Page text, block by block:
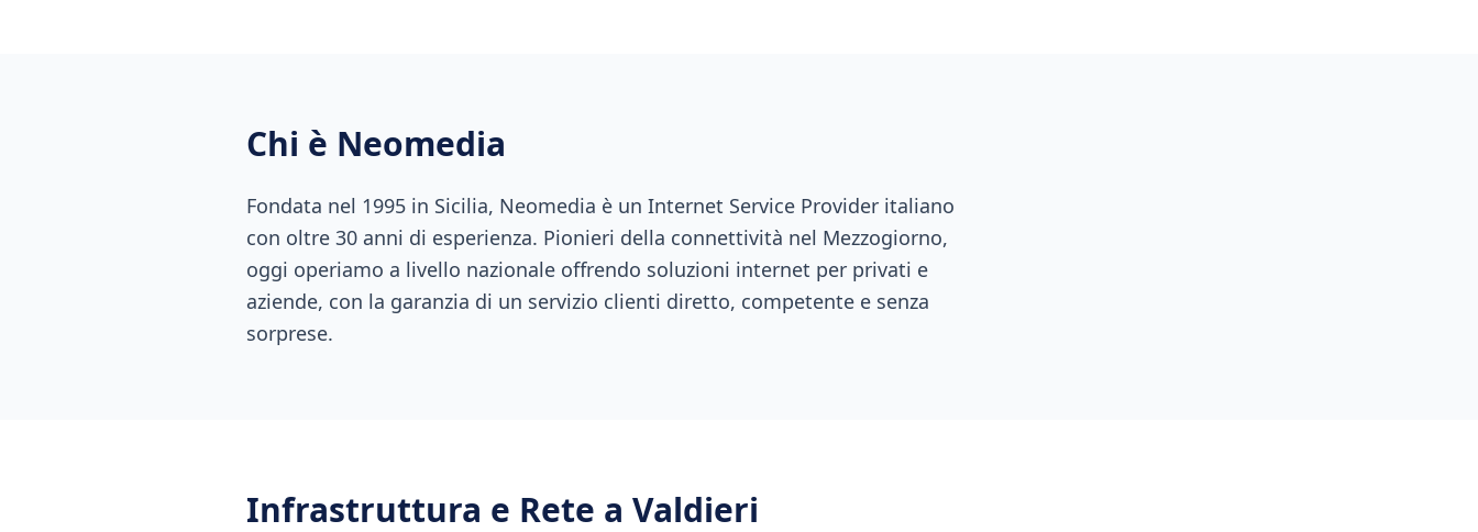
Chi è Neomedia
Fondata nel 1995 in Sicilia, Neomedia è un Internet Service Provider italiano
con oltre 30 anni di esperienza. Pionieri della connettività nel Mezzogiorno,
oggi operiamo a livello nazionale offrendo soluzioni internet per privati e
aziende, con la garanzia di un servizio clienti diretto, competente e senza
sorprese.
Infrastruttura e Rete a Valdieri